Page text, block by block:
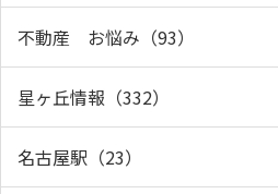
不動産 お悩み（93）
星ヶ丘情報（332）
名古屋駅（23）